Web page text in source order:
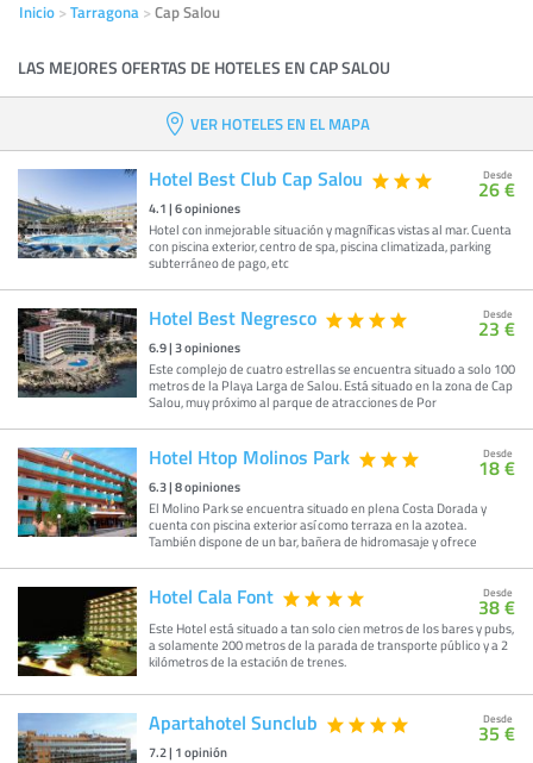
Inicio Tarragona Cap Salou
LAS MEJORES OFERTAS DE HOTELES EN CAP SALOU
VER HOTELES EN EL MAPA
Hotel Best Club Cap Salou
4.1|6opiniones
Hotel con inmejorable situación y magníficas vistas al mar. Cuenta
con piscina exterior, centro de spa, piscina climatizada, parking
subterráneo de pago, etc
Desde
26 €
Hotel Best Negresco
6.9|3opiniones
Este complejo de cuatro estrellas se encuentra situado a solo 100
metros de la Playa Larga de Salou. Está situado en la zona de Cap
Salou, muy próximo al parque de atracciones de Por
Desde
23 €
Hotel Htop Molinos Park
6.3|8opiniones
El Molino Park se encuentra situado en plena Costa Dorada y
cuenta con piscina exterior así como terraza en la azotea.
También dispone de un bar, bañera de hidromasaje y ofrece
Desde
18 €
Hotel Cala Font
Este Hotel está situado a tan solo cien metros de los bares y pubs,
a solamente 200 metros de la parada de transporte público y a 2
kilómetros de la estación de trenes.
Desde
38 €
Apartahotel Sunclub
7.2| 1opinión
Desde
35 €